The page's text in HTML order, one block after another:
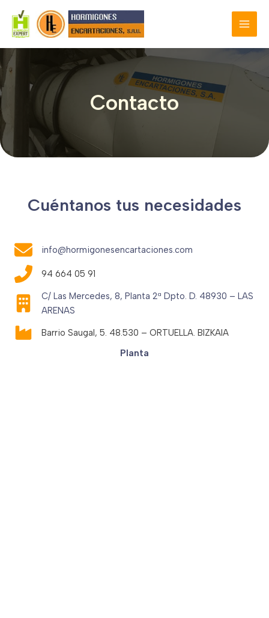
contenido
Contacto
Cuéntanos tus necesidades
info@hormigonesencartaciones.com
94 664 05 91
C/ Las Mercedes, 8, Planta 2ª Dpto. D. 48930 – LAS
ARENAS
Barrio Saugal, 5. 48.530 – ORTUELLA. BIZKAIA
Planta